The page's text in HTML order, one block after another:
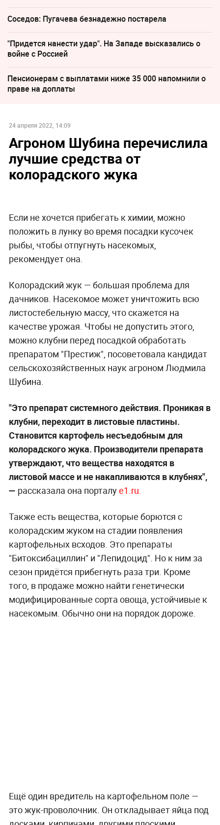
Соседов: Пугачева безнадежно постарела
"Придется нанести удар". На Западе высказались о
войне с Россией
Пенсионерам с выплатами ниже 35 000 напомнили о
праве на доплаты
24 апреля 2022, 14:09
Агроном Шубина перечислила
лучшие средства от
колорадского жука
Если не хочется прибегать к химии, можно
положить в лунку во время посадки кусочек
рыбы, чтобы отпугнуть насекомых,
рекомендует она.
Колорадский жук — большая проблема для
дачников. Насекомое может уничтожить всю
листостебельную массу, что скажется на
качестве урожая. Чтобы не допустить этого,
можно клубни перед посадкой обработать
препаратом "Престиж", посоветовала кандидат
сельскохозяйственных наук агроном Людмила
Шубина.
"Это препарат системного действия. Проникая в
клубни, переходит в листовые пластины.
Становится картофель несъедобным для
колорадского жука. Производители препарата
утверждают, что вещества находятся в
листовой массе и не накапливаются в клубнях",
— рассказала она порталуe1.ru.
Также есть вещества, которые борются с
колорадским жуком на стадии появления
картофельных всходов. Это препараты
"Битоксибациллин" и "Лепидоцид". Но к ним за
сезон придётся прибегнуть раза три. Кроме
того, в продаже можно найти генетически
модифицированные сорта овоща, устойчивые к
насекомым. Обычно они на порядок дороже.
Ещё один вредитель на картофельном поле —
это жук-проволочник. Он откладывает яйца под